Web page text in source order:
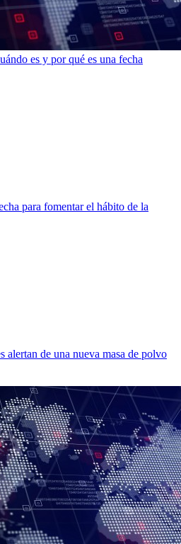
es y por qué es una fecha
para fomentar el hábito de la
alertan de una nueva masa de polvo